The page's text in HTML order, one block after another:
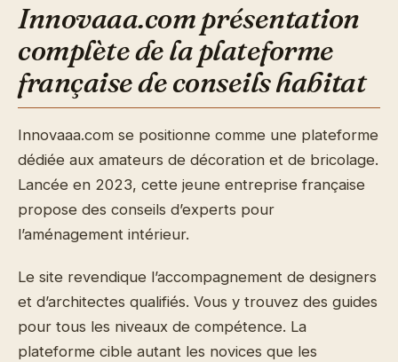
Innovaaa.com présentation
complète de la plateforme
française de conseils habitat
Innovaaa.com se positionne comme une plateforme
dédiée aux amateurs de décoration et de bricolage.
Lancée en 2023, cette jeune entreprise française
propose des conseils d’experts pour
l’aménagement intérieur.
Le site revendique l’accompagnement de designers
et d’architectes qualifiés. Vous y trouvez des guides
pour tous les niveaux de compétence. La
plateforme cible autant les novices que les